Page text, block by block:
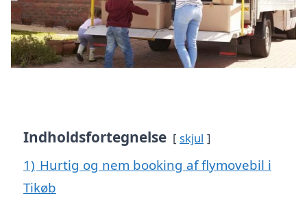
Indholdsfortegnelse skjul
1) Hurtig og nem booking af flymovebil i
Tikøb